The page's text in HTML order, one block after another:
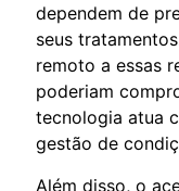
dependem de
seus
remoto a essas
poderiam
tecnologia atua
gestão de
Além disso, o